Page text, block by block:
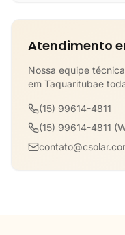
Atendimento
Nossa equipe
em Taquaritubae
(15) 99614-4811
(15) 99614-4811